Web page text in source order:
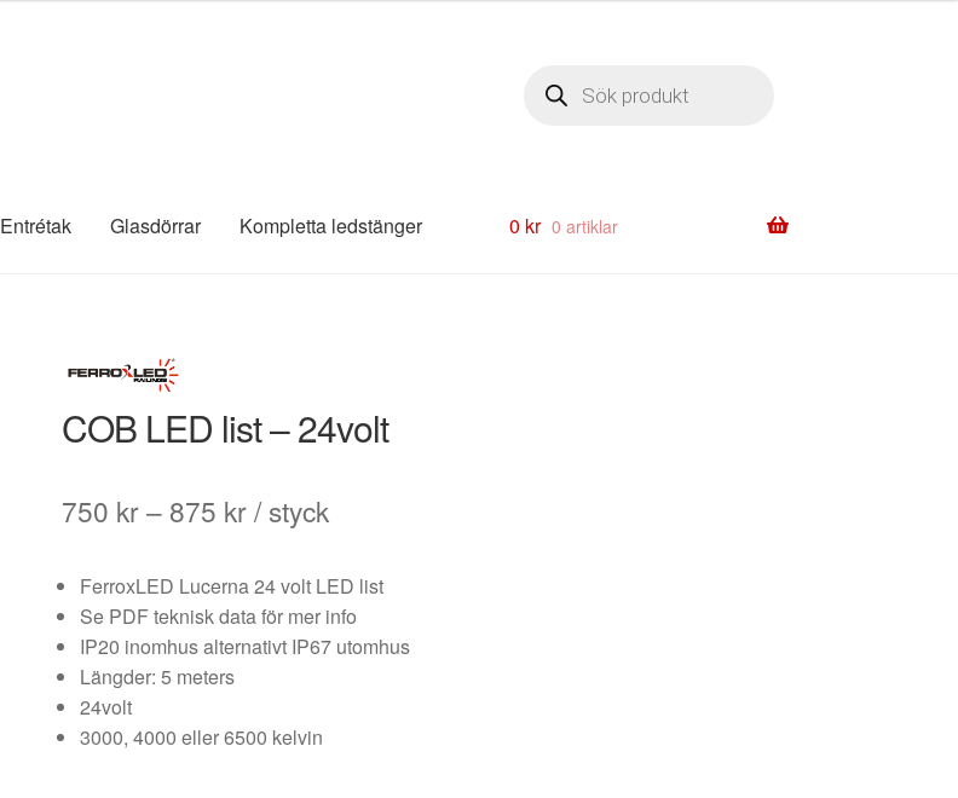
Entrétak Glasdörrar Kompletta ledstänger 0 kr 0 artiklar
COB LED list – 24volt
750 kr– 875 krPrisintervall:
till
875 kr
/ styck
FerroxLED Lucerna 24 volt LED list
Se PDF teknisk data för mer info
IP20 inomhus alternativt IP67 utomhus
Längder: 5 meters
24volt
3000, 4000 eller 6500 kelvin